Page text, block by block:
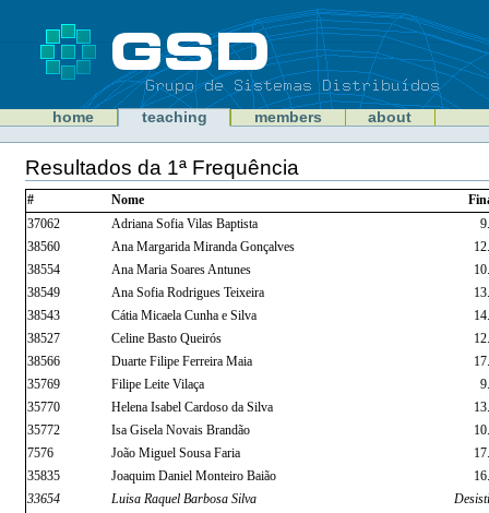
GSD home teaching members about
Personal
tools
Resultados da 1ª Frequência
Document
Actions
#
Nome
37062
Adriana Sofia Vilas Baptista
38560
Ana Margarida Miranda Gonçalves
38554
Ana Maria Soares Antunes
38549
Ana Sofia Rodrigues Teixeira
38543
Cátia Micaela Cunha e Silva
38527
Celine Basto Queirós
38566
Duarte Filipe Ferreira Maia
35769
Filipe Leite Vilaça
35770
Helena Isabel Cardoso da Silva
35772
Isa Gisela Novais Brandão
7576
João Miguel Sousa Faria
35835
Joaquim Daniel Monteiro Baião
33654
Luisa Raquel Barbosa Silva